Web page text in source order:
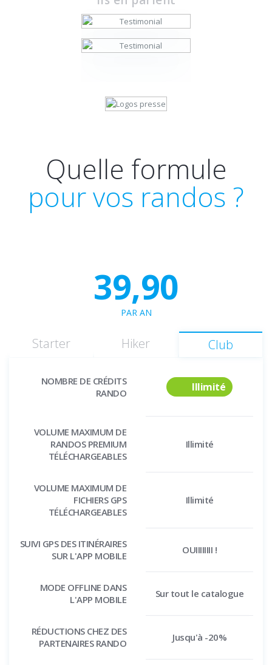
Quelle formule
pour vos randos ?
39,90
PAR AN
Starter Hiker Club
NOMBRE DE CRÉDITS
RANDO
Illimité
VOLUME MAXIMUM DE
RANDOS PREMIUM
TÉLÉCHARGEABLES
Illimité
VOLUME MAXIMUM DE
FICHIERS GPS
TÉLÉCHARGEABLES
Illimité
SUIVI GPS DES ITINÉRAIRES
SUR L'APP MOBILE
OUIIIIIIII !
MODE OFFLINE DANS
L'APP MOBILE
Sur tout le catalogue
RÉDUCTIONS CHEZ DES
PARTENAIRES RANDO
Jusqu'à -20%